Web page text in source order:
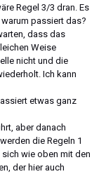
Regel 3/3 dran. Es
passiert das?
dass das
Weise
nicht und die
Ich kann
etwas ganz
aber danach
die Regeln 1
wie oben mit den
der hier auch